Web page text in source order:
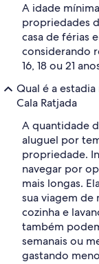
A idade
propriedades
casa de férias
considerando
16, 18 ou 21
Qual é a
Cala Ratjada
A quantidade
aluguel por
propriedade.
navegar por
mais longas.
sua viagem de
cozinha e
também
semanais ou
gastando